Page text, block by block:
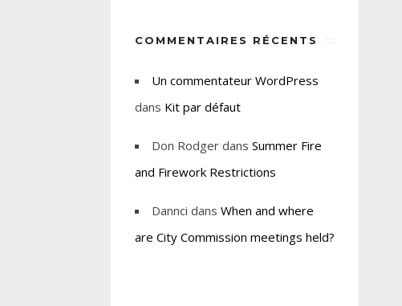
COMMENTAIRES RÉCENTS
Un commentateur WordPress
dans Kit par défaut
Don Rodger dansSummer Fire
and Firework Restrictions
Dannci dansWhen and where
are City Commission meetings held?